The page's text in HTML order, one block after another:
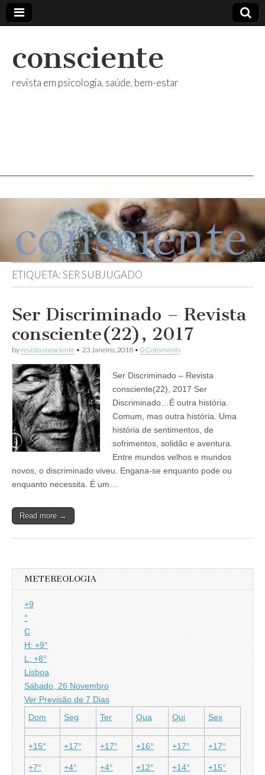
consciente
revista em psicologia, saúde, bem-estar
ETIQUETA:SER SUBJUGADO
Ser Discriminado – Revista
consciente(22), 2017
by revista consciente • 23 Janeiro, 2018 • 0 Comments
Ser Discriminado – Revista
consciente(22), 2017 Ser
Discriminado…É outra história.
Comum, mas outra história. Uma
história de sentimentos, de
sofrimentos, solidão e aventura.
Entre mundos velhos e mundos
novos, o discriminado viveu. Engana-se enquanto pode ou
enquanto necessita. É um…
Read more →
METEREOLOGIA
+9
°
C
H: +9°
L: +8°
Lisboa
Sábado, 26 Novembro
Ver Previsão de 7 Dias
Dom
Seg Ter Qua Qui Sex
+15° +17° +17° +16° +17° +17°
+7° +4° +4° +12° +14° +15°